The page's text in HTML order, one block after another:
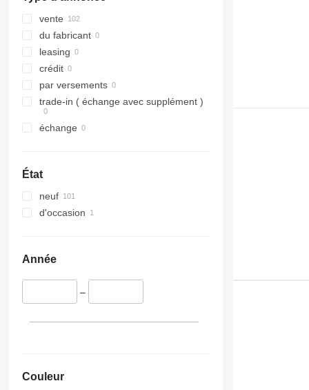
vente
du fabricant
leasing
crédit
par versements
trade-in ( échange avec supplément )
échange
État
neuf
d'occasion
Année
–
Couleur